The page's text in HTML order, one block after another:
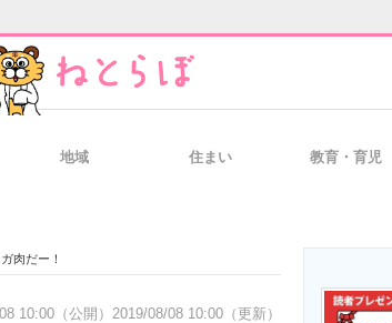
経営リーダーのコミュニティ
地域 住まい 教育・育児
肉だー！
10:00（公開） 2019/08/08 10:00（更新）